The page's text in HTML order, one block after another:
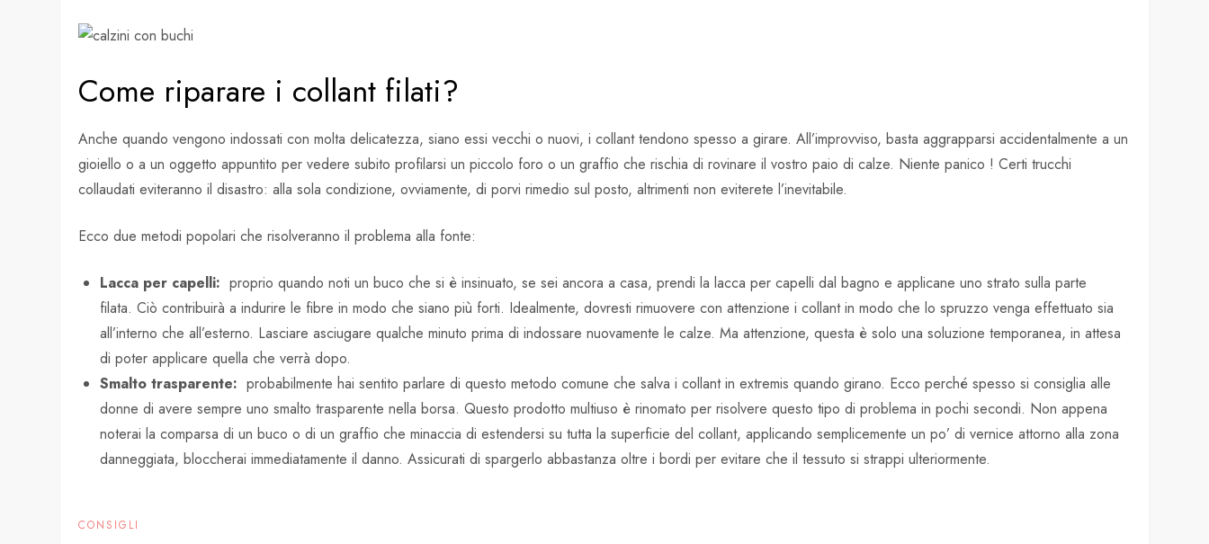
Come riparare i collant filati?
Anche quando vengono indossati con molta delicatezza, siano essi vecchi o nuovi, i collant tendono spesso a girare. All’improvviso, basta aggrapparsi accidentalmente a un
gioiello o a un oggetto appuntito per vedere subito profilarsi un piccolo foro o un graffio che rischia di rovinare il vostro paio di calze. Niente panico ! Certi trucchi
collaudati eviteranno il disastro: alla sola condizione, ovviamente, di porvi rimedio sul posto, altrimenti non eviterete l’inevitabile.
Ecco due metodi popolari che risolveranno il problema alla fonte:
Lacca per capelli: proprio quando noti un buco che si è insinuato, se sei ancora a casa, prendi la lacca per capelli dal bagno e applicane uno strato sulla parte
filata. Ciò contribuirà a indurire le fibre in modo che siano più forti. Idealmente, dovresti rimuovere con attenzione i collant in modo che lo spruzzo venga effettuato sia
all’interno che all’esterno. Lasciare asciugare qualche minuto prima di indossare nuovamente le calze. Ma attenzione, questa è solo una soluzione temporanea, in attesa
di poter applicare quella che verrà dopo.
Smalto trasparente: probabilmente hai sentito parlare di questo metodo comune che salva i collant in extremis quando girano. Ecco perché spesso si consiglia alle
donne di avere sempre uno smalto trasparente nella borsa. Questo prodotto multiuso è rinomato per risolvere questo tipo di problema in pochi secondi. Non appena
noterai la comparsa di un buco o di un graffio che minaccia di estendersi su tutta la superficie del collant, applicando semplicemente un po’ di vernice attorno alla zona
danneggiata, bloccherai immediatamente il danno. Assicurati di spargerlo abbastanza oltre i bordi per evitare che il tessuto si strappi ulteriormente.
CONSIGLI